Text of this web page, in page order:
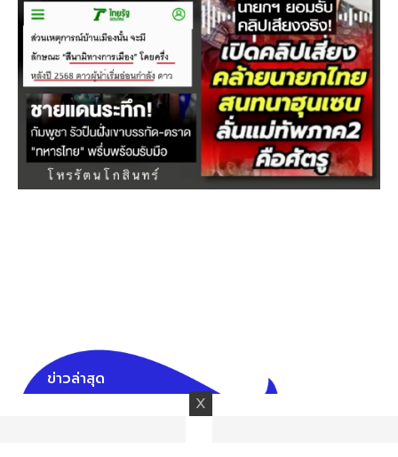
ข่าวล่าสุด